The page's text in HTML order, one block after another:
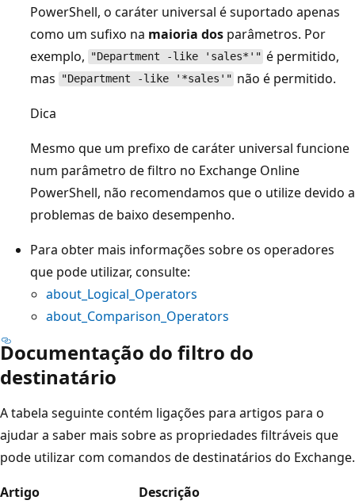
PowerShell, o caráter universal é suportado apenas
como um sufixo na maioria dos parâmetros. Por
exemplo,
"Department -like 'sales*'" é permitido,
mas
"Department -like '*sales'" não é permitido.
Dica
Mesmo que um prefixo de caráter universal funcione
num parâmetro de filtro no Exchange Online
PowerShell, não recomendamos que o utilize devido a
problemas de baixo desempenho.
Para obter mais informações sobre os operadores
que pode utilizar, consulte:
about_Logical_Operators
about_Comparison_Operators
Documentação do filtro do
destinatário
A tabela seguinte contém ligações para artigos para o
ajudar a saber mais sobre as propriedades filtráveis que
pode utilizar com comandos de destinatários do Exchange.
Artigo
Descrição